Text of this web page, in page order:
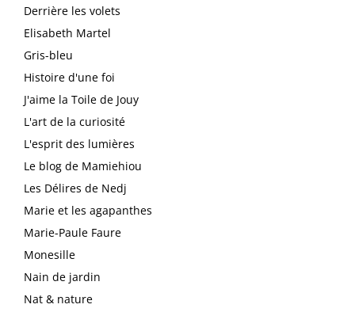
Derrière les volets
Elisabeth Martel
Gris-bleu
Histoire d'une foi
J'aime la Toile de Jouy
L'art de la curiosité
L'esprit des lumières
Le blog de Mamiehiou
Les Délires de Nedj
Marie et les agapanthes
Marie-Paule Faure
Monesille
Nain de jardin
Nat & nature